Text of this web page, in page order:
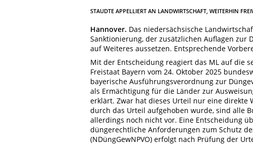
STAUDTE APPELLIERT AN LANDWIRTSCHAFT, WEITERHIN
Hannover. Das niedersächsische
Sanktionierung, der zusätzlichen Auflagen
auf Weiteres aussetzen. Entsprechende
Mit der Entscheidung reagiert das ML auf die
Freistaat Bayern vom 24. Oktober 2025
bayerische Ausführungsverordnung zur
als Ermächtigung für die Länder zur
erklärt. Zwar hat dieses Urteil nur eine direkte
durch das Urteil aufgehoben wurde, sind alle
allerdings noch nicht vor. Eine Entscheidung
düngerechtliche Anforderungen zum Schutz
(NDüngGewNPVO) erfolgt nach Prüfung der